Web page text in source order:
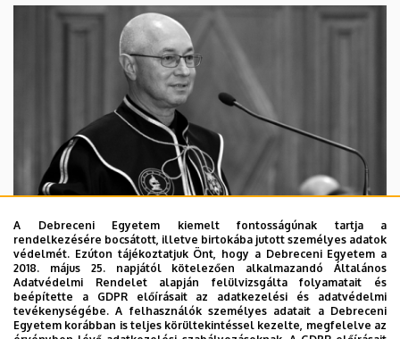
2026. augusztus 5.
Díszdoktorát gyászolja a Debreceni
A Debreceni Egyetem kiemelt fontosságúnak tartja a
rendelkezésére bocsátott, illetve birtokába jutott személyes adatok
védelmét. Ezúton tájékoztatjuk Önt, hogy a Debreceni Egyetem a
2018. május 25. napjától kötelezően alkalmazandó Általános
Adatvédelmi Rendelet alapján felülvizsgálta folyamatait és
beépítette a GDPR előírásait az adatkezelési és adatvédelmi
tevékenységébe. A felhasználók személyes adatait a Debreceni
Egyetem korábban is teljes körültekintéssel kezelte, megfelelve az